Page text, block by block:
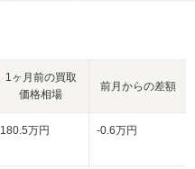
1ヶ月前の買取
価格相場
前月からの差額
180.5万円 -0.6万円